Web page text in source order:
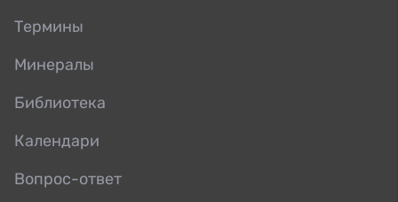
Термины
Минералы
Библиотека
Календари
Вопрос-ответ